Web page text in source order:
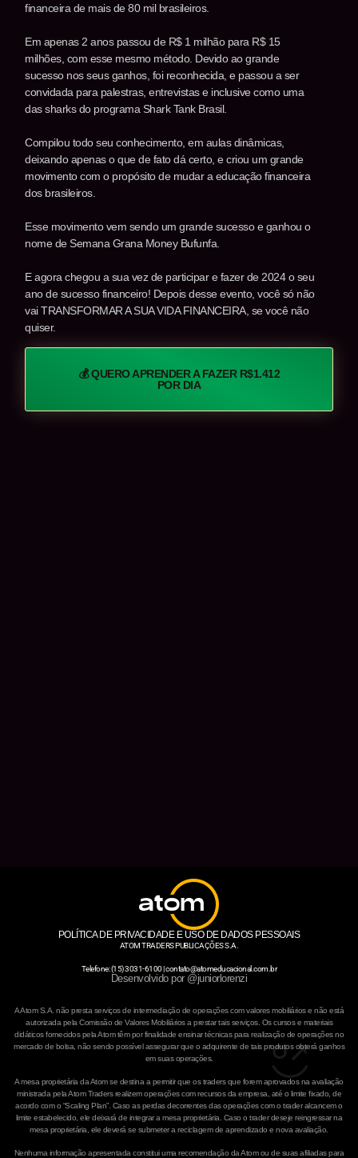
financeira de mais de 80 mil brasileiros.
Em apenas 2 anos passou de R$ 1 milhão para R$ 15
milhões, com esse mesmo método. Devido ao grande
sucesso nos seus ganhos, foi reconhecida, e passou a ser
convidada para palestras, entrevistas e inclusive como uma
das sharks do programa Shark Tank Brasil.
Compilou todo seu conhecimento, em aulas dinâmicas,
deixando apenas o que de fato dá certo, e criou um grande
movimento com o propósito de mudar a educação financeira
dos brasileiros.
Esse movimento vem sendo um grande sucesso e ganhou o
nome de Semana Grana Money Bufunfa.
E agora chegou a sua vez de participar e fazer de 2024 o seu
ano de sucesso financeiro! Depois desse evento, você só não
vai TRANSFORMAR A SUA VIDA FINANCEIRA, se você não
quiser.
💰 QUERO APRENDER A FAZER R$1.412
POR DIA
POLÍTICA DE PRIVACIDADE E USO DE DADOS PESSOAIS
ATOM TRADERS PUBLICAÇÕES S.A.
Telefone: (15) 3031-6100 |contato@atomeducacional.com.br
Desenvolvido por @juniorlorenzi
A Atom S.A. não presta serviços de intermediação de operações com valores mobiliários e não está
autorizada pela Comissão de Valores Mobiliários a prestar tais serviços. Os cursos e materiais
didáticos fornecidos pela Atom têm por finalidade ensinar técnicas para realização de operações no
mercado de bolsa, não sendo possível assegurar que o adquirente de tais produtos obterá ganhos
em suas operações.
A mesa proprietária da Atom se destina a permitir que os traders que forem aprovados na avaliação
ministrada pela Atom Traders realizem operações com recursos da empresa, até o limite fixado, de
acordo com o “Scaling Plan”. Caso as perdas decorrentes das operações com o trader alcancem o
limite estabelecido, ele deixará de integrar a mesa proprietária. Caso o trader deseje reingressar na
mesa proprietária, ele deverá se submeter a reciclagem de aprendizado e nova avaliação.
Nenhuma informação apresentada constitui uma recomendação da Atom ou de suas afiliadas para